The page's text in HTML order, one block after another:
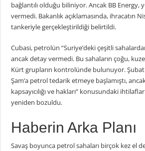
bağlantılı olduğu biliniyor. Ancak BB Energy,
vermedi. Bakanlık açıklamasında, ihracatın
tankeriyle gerçekleştirildiği belirtildi.
Cubasi, petrolün “Suriye’deki çeşitli sahalardan
ancak detay vermedi. Bu sahaların çoğu,
Kürt grupların kontrolünde bulunuyor.
Şam’a petrol tedarik etmeye başlamıştı, ancak
kapsayıcılığı ve hakları” konusundaki
yeniden bozuldu.
Haberin Arka Planı
Savaş boyunca petrol sahaları birçok kez el